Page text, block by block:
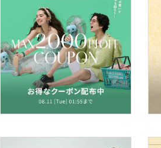
アクセサリー・腕時計
財布・ポーチ・ケース
帽子
ヘアアクセサリー
マタニティウェア・ベビ